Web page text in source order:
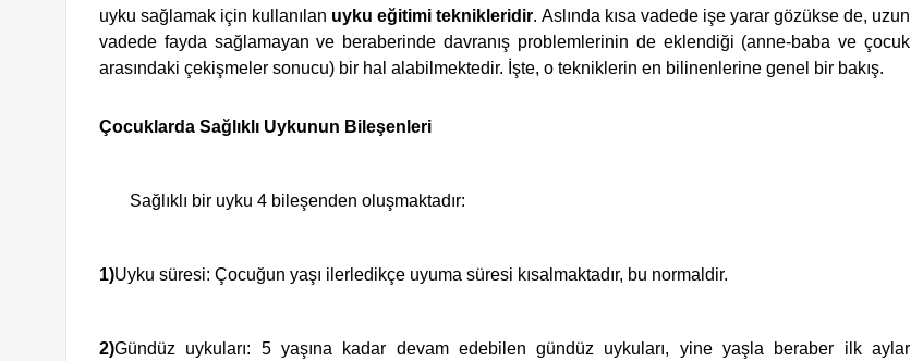
uyku sağlamak için kullanılan uyku eğitimi teknikleridir. Aslında kısa vadede işe yarar gözükse de, uzun
vadede fayda sağlamayan ve beraberinde davranış problemlerinin de eklendiği (anne-baba ve çocuk
arasındaki çekişmeler sonucu) bir hal alabilmektedir. İşte, o tekniklerin en bilinenlerine genel bir bakış.
Çocuklarda Sağlıklı Uykunun Bileşenleri
Sağlıklı bir uyku 4 bileşenden oluşmaktadır:
1)Uyku süresi: Çocuğun yaşı ilerledikçe uyuma süresi kısalmaktadır, bu normaldir.
2)Gündüz uykuları: 5 yaşına kadar devam edebilen gündüz uykuları, yine yaşla beraber ilk aylar